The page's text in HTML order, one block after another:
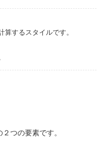
算するスタイルです。
つの要素です。